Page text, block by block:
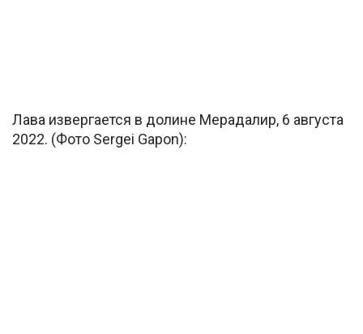
Лава извергается в долине Мерадалир, 6 августа
2022. (Фото Sergei Gapon):